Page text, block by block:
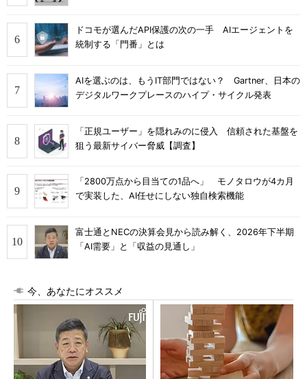
ドコモが選んだAPI保護の次の一手 AIエージェントを
統制する「門番」とは
AIを選ぶのは、もうIT部門ではない？ Gartner、日本の
デジタルワークプレースのハイプ・サイクル発表
「正規ユーザー」を隠れみのに侵入 信頼された基盤を
狙う最新サイバー脅威【調査】
「2800万点から目当ての1品へ」 モノタロウが4カ月
で実装した、AI任せにしない独自検索機能
富士通とNECの決算会見から読み解く、2026年下半期
「AI需要」と「収益の見通し」
今、あなたにオススメ